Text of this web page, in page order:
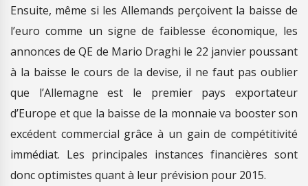
Ensuite, même si les Allemands perçoivent la baisse de
l’euro comme un signe de faiblesse économique, les
annonces de QE de Mario Draghi le 22 janvier poussant
à la baisse le cours de la devise, il ne faut pas oublier
que l’Allemagne est le premier pays exportateur
d’Europe et que la baisse de la monnaie va booster son
excédent commercial grâce à un gain de compétitivité
immédiat. Les principales instances financières sont
donc optimistes quant à leur prévision pour 2015.